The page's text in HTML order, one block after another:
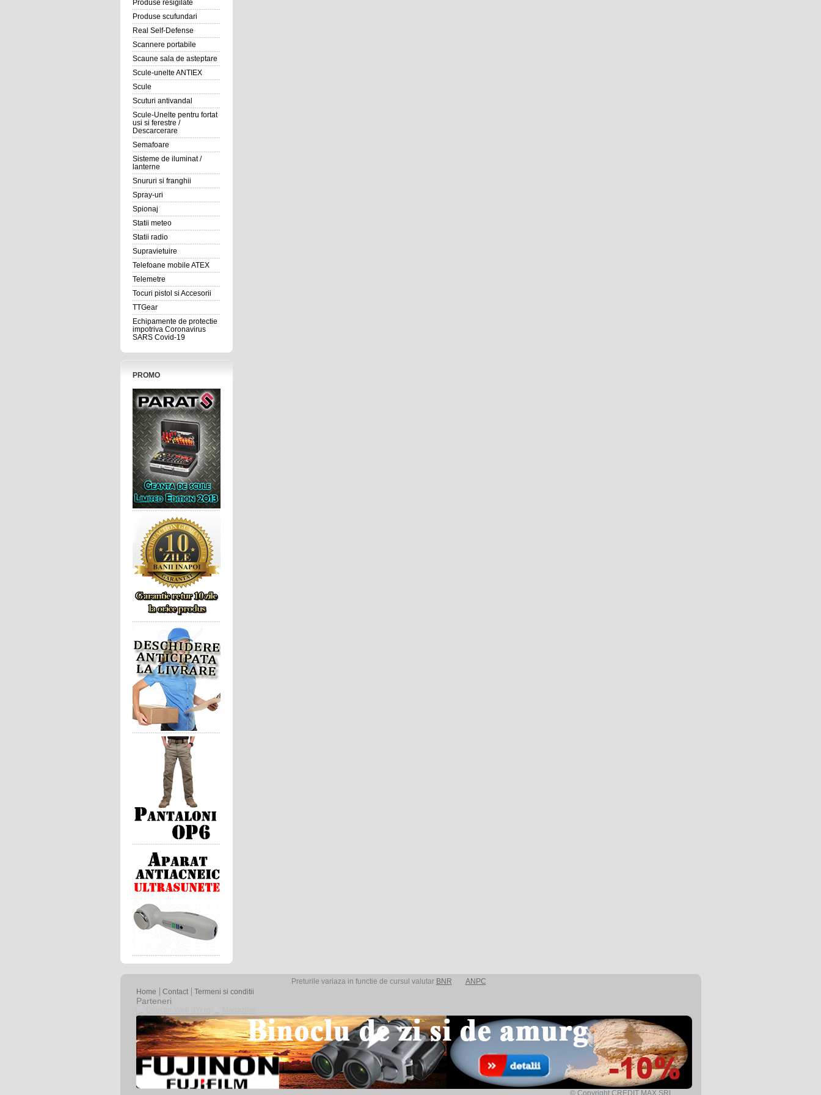
Produse resigilate
Produse scufundari
Real Self-Defense
Scannere portabile
Scaune sala de asteptare
Scule-unelte ANTIEX
Scule
Scuturi antivandal
Scule-Unelte pentru fortat
usi si ferestre /
Descarcerare
Semafoare
Sisteme de iluminat /
lanterne
Snururi si franghii
Spray-uri
Spionaj
Statii meteo
Statii radio
Supravietuire
Telefoane mobile ATEX
Telemetre
Tocuri pistol si Accesorii
TTGear
Echipamente de protectie
impotriva Coronavirus
SARS Covid-19
PROMO
Preturile variaza in functie de cursul valutar BNR
ANPC
Home
Contact Termeni si conditii
Parteneri
© Copyright CREDIT MAX SRL